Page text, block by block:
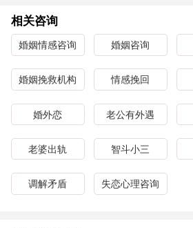
相关咨询
婚姻情感咨询 婚姻咨询
婚姻挽救机构 情感挽回
婚外恋 老公有外遇
老婆出轨 智斗小三
调解矛盾 失恋心理咨询